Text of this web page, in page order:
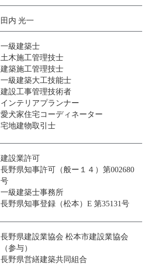
田内 光一
一級建築士
土木施工管理技士
建築施工管理技士
一級建築大工技能士
建設工事管理技術者
インテリアプランナー
愛犬家住宅コーディネーター
宅地建物取引士
建設業許可
長野県知事許可（般ー１４）第002680
号
一級建築士事務所
長野県知事登録（松本）E 第35131号
長野県建設業協会 松本市建設業協会
（参与）
長野県営繕建築共同組合